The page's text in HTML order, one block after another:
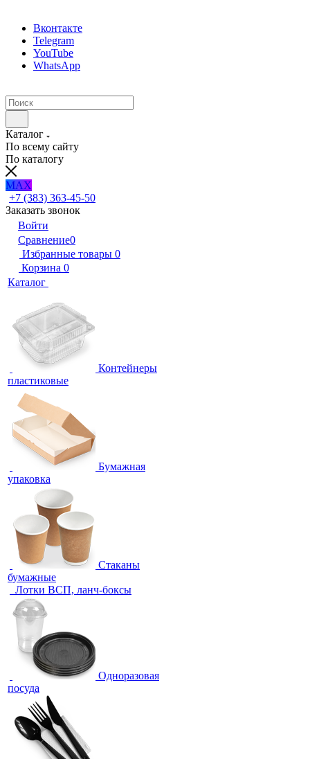
Вконтакте
Telegram
YouTube
WhatsApp
Каталог
По всему сайту
По каталогу
MAX
+7 (383) 363-45-50
Заказать звонок
Войти
Сравнение0
Избранные товары 0
Корзина 0
Каталог
Контейнеры
пластиковые
Бумажная
упаковка
Стаканы
бумажные
Лотки ВСП, ланч-боксы
Одноразовая
посуда